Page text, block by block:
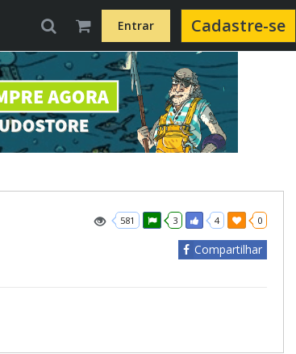
Entrar Cadastre-se
581 3 4 0
Compartilhar